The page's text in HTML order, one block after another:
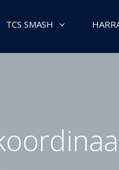
TCS SMASH